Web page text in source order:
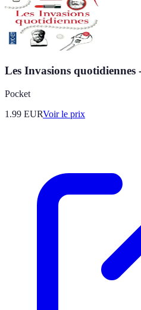
Les Invasions quotidiennes
Pocket
1.99 EURVoir le prix